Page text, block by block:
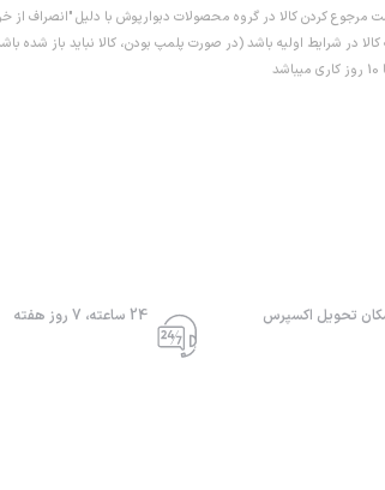
مرجوع کردن کالا در گروه محصولات دبوارپوش با دلیل "انصراف از
در شرایط اولیه باشد (در صورت پلمپ بودن، کالا نباید باز شده
تحویل اکسپرس 24 ساعته، 7 روز هفته